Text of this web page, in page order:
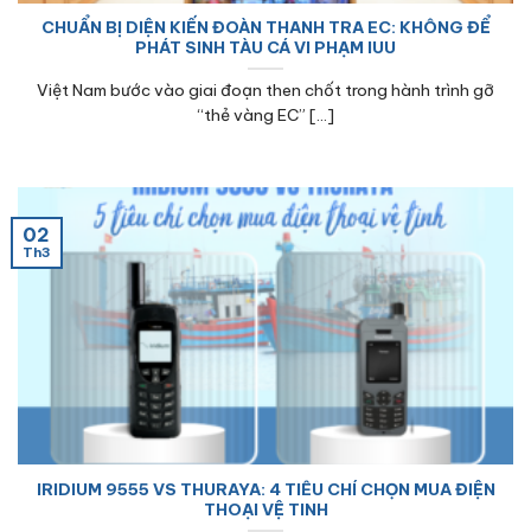
CHUẨN BỊ DIỆN KIẾN ĐOÀN THANH TRA EC: KHÔNG ĐỂ
PHÁT SINH TÀU CÁ VI PHẠM IUU
Việt Nam bước vào giai đoạn then chốt trong hành trình gỡ
“thẻ vàng EC” [...]
IRIDIUM 9555 VS THURAYA: 4 TIÊU CHÍ CHỌN MUA ĐIỆN
THOẠI VỆ TINH
02
Th3